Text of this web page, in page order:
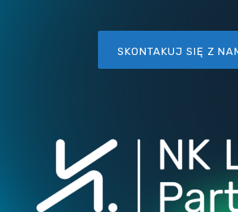
SKONTAKUJ SIĘ Z